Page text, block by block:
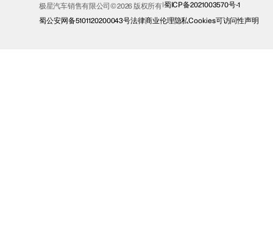
极星汽车销售有限公司© 2026 版权所有 蜀ICP备2021003570号-1
蜀公安网备5101120200043号法律商业伦理隐私Cookies可访问性声明